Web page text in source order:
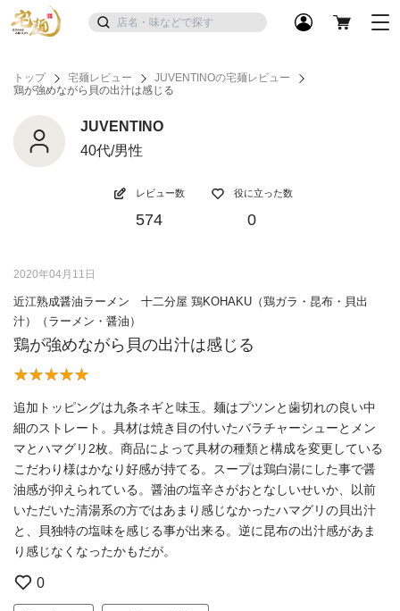
トップ 宅麺レビュー
JUVENTINOの宅麺レビュー
鶏が強めながら貝の出汁は感じる
JUVENTINO
40代/男性
レビュー数
574
役に立った数
0
2020年04月11日
近江熟成醤油ラーメン 十二分屋 鶏KOHAKU（鶏ガラ・昆布・貝出
汁）（ラーメン・醤油）
鶏が強めながら貝の出汁は感じる
追加トッピングは九条ネギと味玉。麺はプツンと歯切れの良い中
細のストレート。具材は焼き目の付いたバラチャーシューとメン
マとハマグリ2枚。商品によって具材の種類と構成を変更している
こだわり様はかなり好感が持てる。スープは鶏白湯にした事で醤
油感が抑えられている。醤油の塩辛さがおとなしいせいか、以前
いただいた清湯系の方ではあまり感じなかったハマグリの貝出汁
と、貝独特の塩味を感じる事が出来る。逆に昆布の出汁感があま
り感じなくなったかもだが。
0